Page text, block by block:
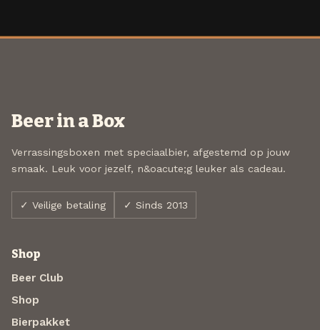
Beer in a Box
Verrassingsboxen met speciaalbier, afgestemd op jouw
smaak. Leuk voor jezelf, n&oacute;g leuker als cadeau.
✓ Veilige betaling ✓ Sinds 2013
Shop
Beer Club
Shop
Bierpakket